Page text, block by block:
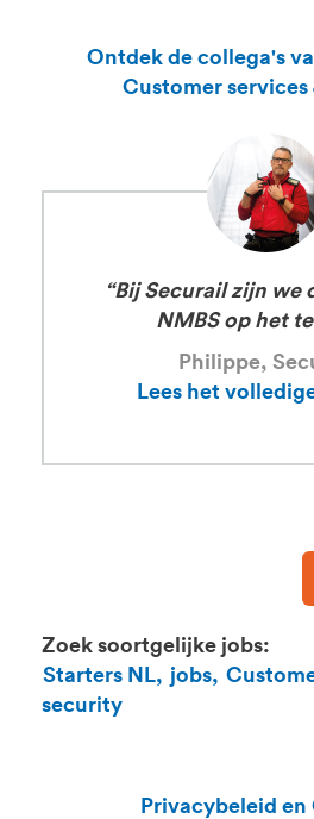
Ontdek de collega's
Customer
“Bij Securail zijn we
NMBS op het
Philippe,
Lees het
Zoek soortgelijke jobs:
Starters NL, jobs,
security
Privacybeleid en